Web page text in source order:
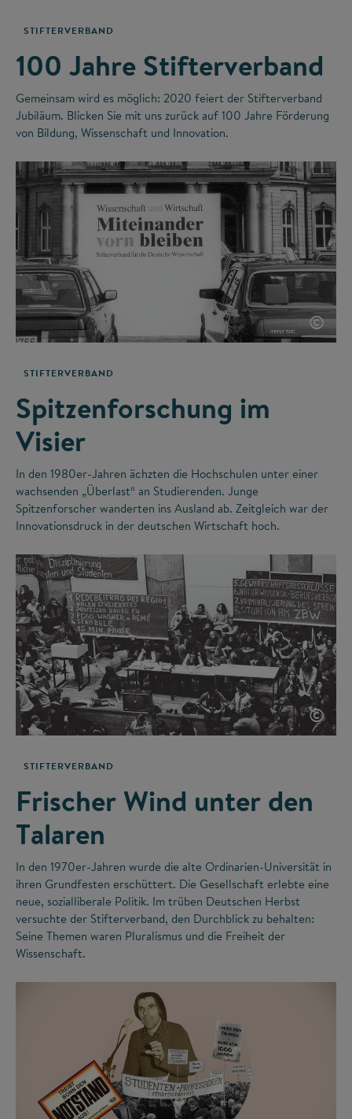
STIFTERVERBAND
100 Jahre Stifterverband
Gemeinsam wird es möglich: 2020 feiert der Stifterverband
Jubiläum. Blicken Sie mit uns zurück auf 100 Jahre Förderung
von Bildung, Wissenschaft und Innovation.
©
STIFTERVERBAND
Spitzenforschung im
Visier
In den 1980er-Jahren ächzten die Hochschulen unter einer
wachsenden „Überlast“ an Studierenden. Junge
Spitzenforscher wanderten ins Ausland ab. Zeitgleich war der
Innovationsdruck in der deutschen Wirtschaft hoch.
©
STIFTERVERBAND
Frischer Wind unter den
Talaren
In den 1970er-Jahren wurde die alte Ordinarien-Universität in
ihren Grundfesten erschüttert. Die Gesellschaft erlebte eine
neue, sozialliberale Politik. Im trüben Deutschen Herbst
versuchte der Stifterverband, den Durchblick zu behalten:
Seine Themen waren Pluralismus und die Freiheit der
Wissenschaft.